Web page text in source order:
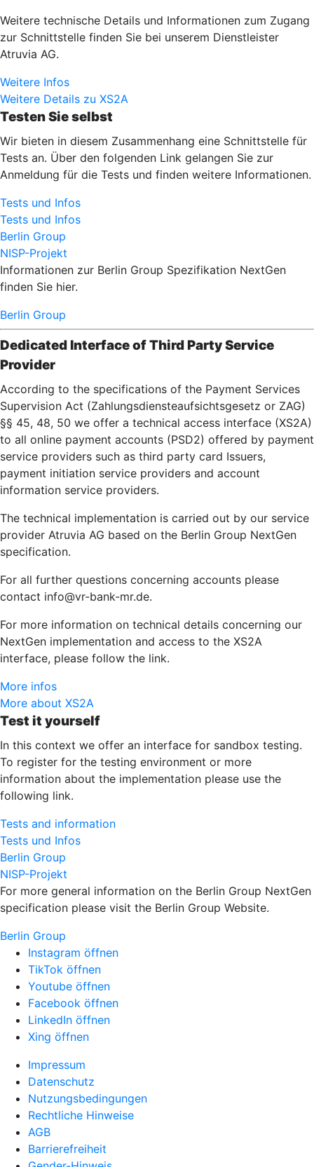
Weitere technische Details und Informationen zum Zugang
zur Schnittstelle finden Sie bei unserem Dienstleister
Atruvia AG.
Weitere Infos
Weitere Details zu XS2A
Testen Sie selbst
Wir bieten in diesem Zusammenhang eine Schnittstelle für
Tests an. Über den folgenden Link gelangen Sie zur
Anmeldung für die Tests und finden weitere Informationen.
Tests und Infos
Tests und Infos
Berlin Group
NISP-Projekt
Informationen zur Berlin Group Spezifikation NextGen
finden Sie hier.
Berlin Group
Dedicated Interface of Third Party Service
Provider
According to the specifications of the Payment Services
Supervision Act (Zahlungsdiensteaufsichtsgesetz or ZAG)
§§ 45, 48, 50 we offer a technical access interface (XS2A)
to all online payment accounts (PSD2) offered by payment
service providers such as third party card Issuers,
payment initiation service providers and account
information service providers.
The technical implementation is carried out by our service
provider Atruvia AG based on the Berlin Group NextGen
specification.
For all further questions concerning accounts please
contact info@vr-bank-mr.de.
For more information on technical details concerning our
NextGen implementation and access to the XS2A
interface, please follow the link.
More infos
More about XS2A
Test it yourself
In this context we offer an interface for sandbox testing.
To register for the testing environment or more
information about the implementation please use the
following link.
Tests and information
Tests und Infos
Berlin Group
NISP-Projekt
For more general information on the Berlin Group NextGen
specification please visit the Berlin Group Website.
Berlin Group
Instagram öffnen
TikTok öffnen
Youtube öffnen
Facebook öffnen
LinkedIn öffnen
Xing öffnen
Impressum
Datenschutz
Nutzungsbedingungen
Rechtliche Hinweise
AGB
Barrierefreiheit